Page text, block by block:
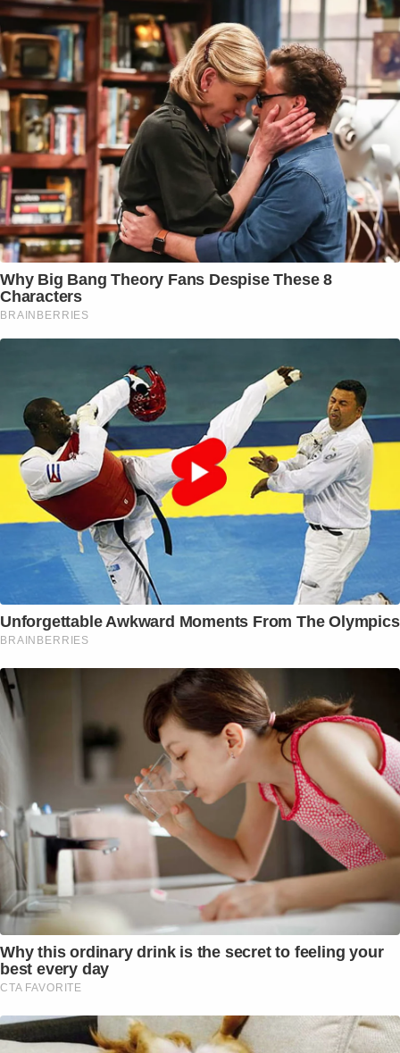
Why Big Bang Theory Fans Despise These 8
Characters
BRAINBERRIES
Unforgettable Awkward Moments From The Olympics
BRAINBERRIES
Why this ordinary drink is the secret to feeling your
best every day
CTA FAVORITE